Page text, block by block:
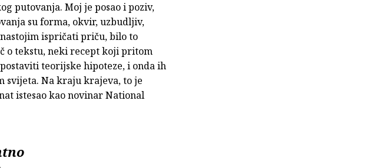
putovanja. Moj je posao i poziv,
su forma, okvir, uzbudljiv,
ispričati priču, bilo to
o tekstu, neki recept koji pritom
teorijske hipoteze, i onda ih
Na kraju krajeva, to je
istesao kao novinar National